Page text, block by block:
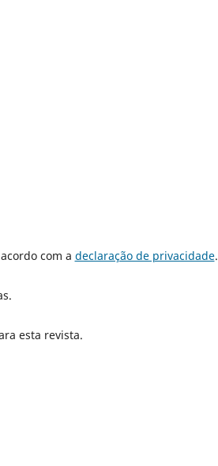
com a declaração de privacidade.
esta revista.